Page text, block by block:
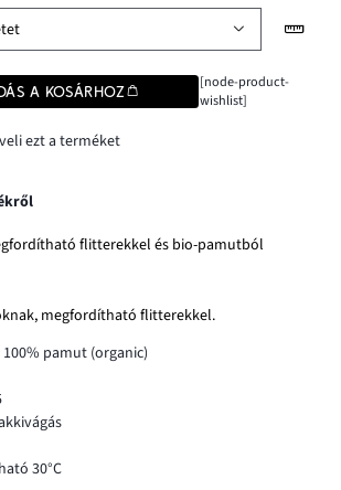
A KOSÁRHOZ
[node-product-
wishlist]
ezt a terméket
flitterekkel és bio-pamutból
megfordítható flitterekkel.
pamut (organic)
30°C